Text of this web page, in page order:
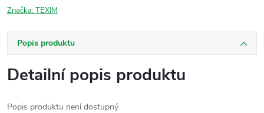
Značka:TEXIM
Popis produktu
Detailní popis produktu
Popis produktu není dostupný